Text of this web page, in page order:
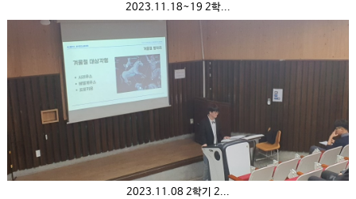
2023.11.18~19 2학...
2023.11.08 2학기 2...